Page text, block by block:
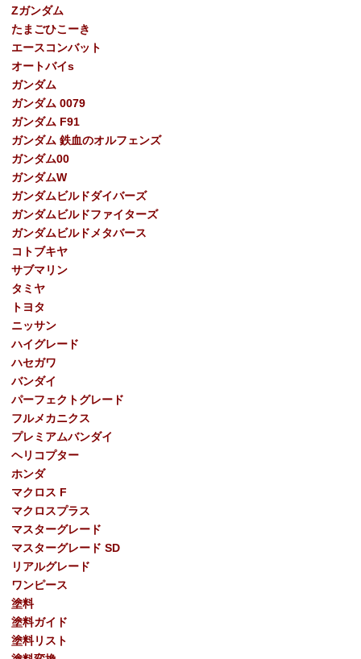
Ζガンダム
たまごひこーき
エースコンバット
オートバイs
ガンダム
ガンダム 0079
ガンダム F91
ガンダム 鉄血のオルフェンズ
ガンダム00
ガンダムW
ガンダムビルドダイバーズ
ガンダムビルドファイターズ
ガンダムビルドメタバース
コトブキヤ
サブマリン
タミヤ
トヨタ
ニッサン
ハイグレード
ハセガワ
バンダイ
パーフェクトグレード
フルメカニクス
プレミアムバンダイ
ヘリコプター
ホンダ
マクロス F
マクロスプラス
マスターグレード
マスターグレード SD
リアルグレード
ワンピース
塗料
塗料ガイド
塗料リスト